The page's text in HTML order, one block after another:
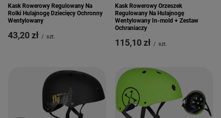
Kask Rowerowy Regulowany Na
Rolki Hulajnogę Dziecięcy Ochronny
Wentylowany
43,20 zł / szt.
Kask Rowerowy Orzeszek
Regulowany Na Hulajnogę
Wentylowany In-mold + Zestaw
Ochraniaczy
115,10 zł / szt.